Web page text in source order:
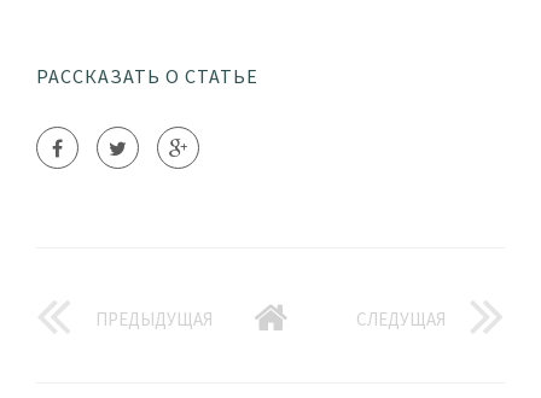
РАССКАЗАТЬ О СТАТЬЕ
ПРЕДЫДУЩАЯ СЛЕДУЩАЯ